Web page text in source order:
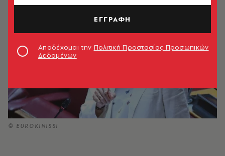
© EUROKINISSI
ΕΓΓΡΑΦΗ
Αποδέχομαι την Πολιτική Προστασίας Προσωπικών
Δεδομένων